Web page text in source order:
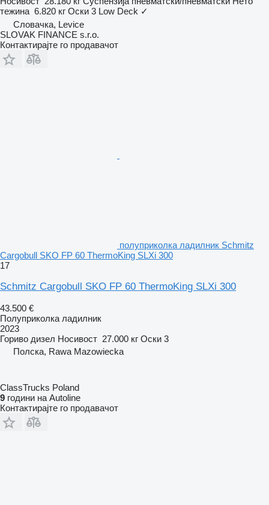
тежина 6.820 кг Оски 3 Low Deck ✓
Словачка, Levice
SLOVAK FINANCE s.r.o.
Контактирајте го продавачот
полуприколка ладилник Schmitz
Cargobull SKO FP 60 ThermoKing SLXi 300
17
Schmitz Cargobull SKO FP 60 ThermoKing SLXi 300
43.500 €
Полуприколка ладилник
2023
Гориво дизел Носивост 27.000 кг Оски 3
Полска, Rawa Mazowiecka
ClassTrucks Poland
9 години на Autoline
Контактирајте го продавачот